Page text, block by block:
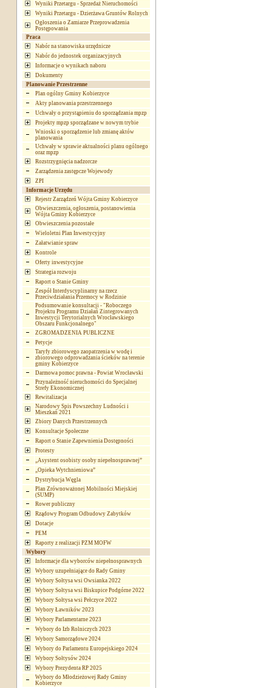
Wyniki Przetargu - Sprzedaż Nieruchomości
Wyniki Przetargu - Dzierżawa Gruntów Rolnych
Ogłoszenia o Zamiarze Przeprowadzenia
Postępowania
Praca
Nabór na stanowiska urzędnicze
Nabór do jednostek organizacyjnych
Informacje o wynikach naboru
Dokumenty
Planowanie Przestrzenne
Plan ogólny Gminy Kobierzyce
Akty planowania przestrzennego
Uchwały o przystąpieniu do sporządzania mpzp
Projekty mpzp sporządzane w nowym trybie
Wnioski o sporządzenie lub zmianę aktów
planowania
Uchwały w sprawie aktualności planu ogólnego
oraz mpzp
Rozstrzygnięcia nadzorcze
Zarządzenia zastępcze Wojewody
ZPI
Informacje Urzędu
Rejestr Zarządzeń Wójta Gminy Kobierzyce
Obwieszczenia, ogłoszenia, postanowienia
Wójta Gminy Kobierzyce
Obwieszczenia pozostałe
Wieloletni Plan Inwestycyjny
Załatwianie spraw
Kontrole
Oferty inwestycyjne
Strategia rozwoju
Raport o Stanie Gminy
Zespół Interdyscyplinarny na rzecz
Przeciwdziałania Przemocy w Rodzinie
Podsumowanie konsultacji - "Roboczego
Projektu Programu Działań Zintegrowanych
Inwestycji Terytorialnych Wrocławskiego
Obszaru Funkcjonalnego"
ZGROMADZENIA PUBLICZNE
Petycje
Taryfy zbiorowego zaopatrzenia w wodę i
zbiorowego odprowadzania ścieków na terenie
gminy Kobierzyce
Darmowa pomoc prawna - Powiat Wrocławski
Przynależność nieruchomości do Specjalnej
Strefy Ekonomicznej
Rewitalizacja
Narodowy Spis Powszechny Ludności i
Mieszkań 2021
Zbiory Danych Przestrzennych
Konsultacje Społeczne
Raport o Stanie Zapewnienia Dostępności
Protesty
„Asystent osobisty osoby niepełnosprawnej”
„Opieka Wytchnieniowa”
Dystrybucja Węgla
Plan Zrównoważonej Mobilności Miejskiej
(SUMP)
Rower publiczny
Rządowy Program Odbudowy Zabytków
Dotacje
PEM
Raporty z realizacji PZM MOFW
Wybory
Informacje dla wyborców niepełnosprawnych
Wybory uzupełniające do Rady Gminy
Wybory Sołtysa wsi Owsianka 2022
Wybory Sołtysa wsi Biskupice Podgórne 2022
Wybory Sołtysa wsi Pełczyce 2022
Wybory Ławników 2023
Wybory Parlamentarne 2023
Wybory do Izb Rolniczych 2023
Wybory Samorządowe 2024
Wybory do Parlamentu Europejskiego 2024
Wybory Sołtysów 2024
Wybory Prezydenta RP 2025
Wybory do Młodzieżowej Rady Gminy
Kobierzyce